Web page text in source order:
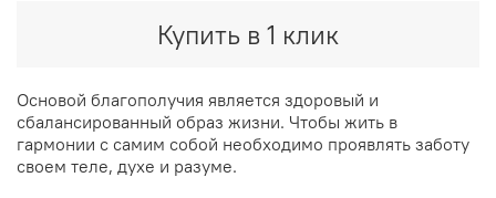
Купить в 1 клик
Основой благополучия является здоровый и
сбалансированный образ жизни. Чтобы жить в
гармонии с самим собой необходимо проявлять заботу
своем теле, духе и разуме.